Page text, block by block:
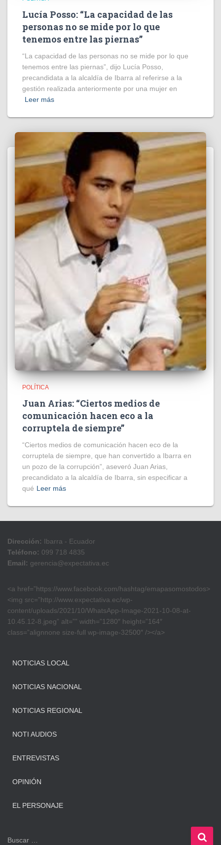
Lucía Posso: “La capacidad de las
personas no se mide por lo que
tenemos entre las piernas”
“La capacidad de las personas no se mide por lo que
tenemos entre las piernas”, dijo Lucía Posso,
precandidata a la alcaldía de Ibarra al referirse a la
gestión realizada anteriormente por una mujer en
Leer más
POLÍTICA
Juan Arias: “Ciertos medios de
comunicación hacen eco a la
corruptela de siempre”
“Ciertos medios de comunicación hacen eco de la
corruptela de siempre, que han convertido a Ibarra en
un pozo de la corrupción”, aseveró Juan Arias,
precandidato a la alcaldía de Ibarra, sin especificar a
qué Leer más
Dirección: Ibarra - Ecuador
Teléfono: 099 718 4835
Email: gerencia@expectativa.ec
<a href=”https://www.facebook.com/hashtag/emapasomostodos>
<img src=”http://www.expectativa.ec/wp-
content/uploads/2021/10/WhatsApp-Image-2021-10-08-at-
10.45.12-8.jpeg” alt=”” width=”1280″ height=”164″
class=”alignnone size-full wp-image-32500″ /></a>
NOTICIAS LOCAL
NOTICIAS NACIONAL
NOTICIAS REGIONAL
NOTI AUDIOS
ENTREVISTAS
OPINIÓN
EL PERSONAJE
B
Buscar …